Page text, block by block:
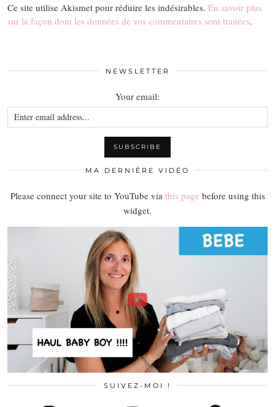
Ce site utilise Akismet pour réduire les indésirables. En savoir plus
sur la façon dont les données de vos commentaires sont traitées.
NEWSLETTER
Your email:
MA DERNIÈRE VIDÉO
Please connect your site to YouTube via this page before using this
widget.
SUIVEZ-MOI !